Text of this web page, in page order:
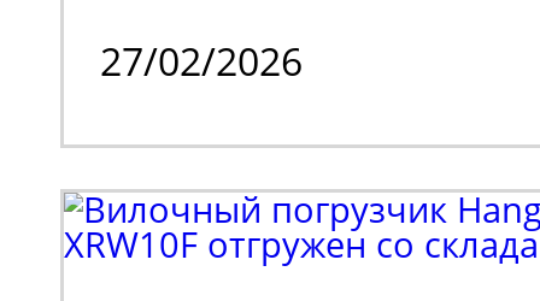
временного затишья.
Клиенту
парк спецтехники. В
входил поиск
27/02/2026